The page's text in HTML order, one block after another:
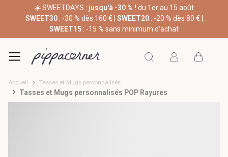
☀️ SWEETDAYS : jusqu'à -30 % ! du 1er au 15 août
SWEET30: -30 % dès 160 € | SWEET20: -20 % dès 80 € |
SWEET15 : -15 % sans minimum d'achat
Accueil Tasses et Mugs personnalisés
Tasses et Mugs personnalisés POP Rayures